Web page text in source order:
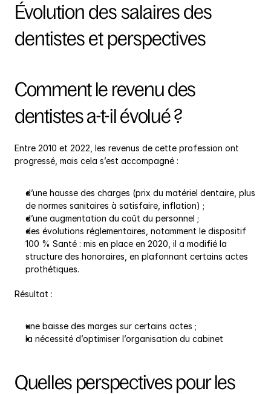
Évolution des salaires des
dentistes et perspectives
Comment le revenu des
dentistes a-t-il évolué ?
Entre 2010 et 2022, les revenus de cette profession ont
progressé, mais cela s’est accompagné :
d’une hausse des charges (prix du matériel dentaire, plus
de normes sanitaires à satisfaire, inflation) ;
d’une augmentation du coût du personnel ;
des évolutions réglementaires, notamment le dispositif
100 % Santé : mis en place en 2020, il a modifié la
structure des honoraires, en plafonnant certains actes
prothétiques.
Résultat :
une baisse des marges sur certains actes ;
la nécessité d’optimiser l’organisation du cabinet
Quelles perspectives pour les